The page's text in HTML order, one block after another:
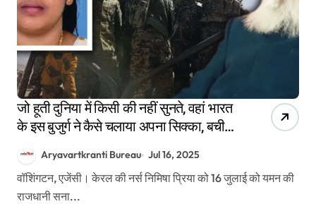
जो हूती दुनिया में किसी की नहीं सुनते, वहां भारत
के इस बुजुर्ग ने कैसे चलाया अपना सिक्का, बची
Aryavartkranti Bureau Jul 16, 2025
वॉशिंगटन, एजेंसी। केरल की नर्स निमिषा प्रिया को 16 जुलाई को यमन की
राजधानी सना...